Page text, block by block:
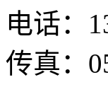
电话：
传真：